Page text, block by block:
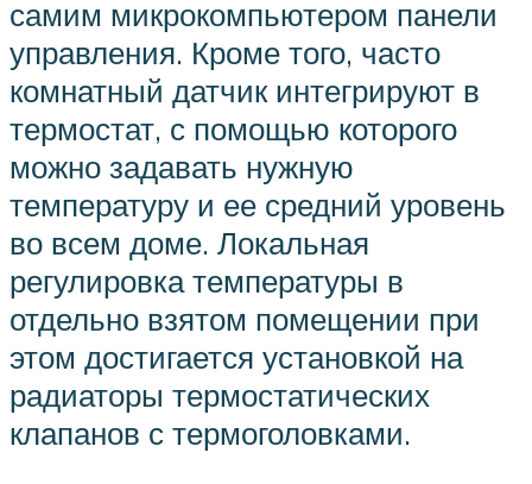
самим микрокомпьютером панели
управления. Кроме того, часто
комнатный датчик интегрируют в
термостат, с помощью которого
можно задавать нужную
температуру и ее средний уровень
во всем доме. Локальная
регулировка температуры в
отдельно взятом помещении при
этом достигается установкой на
радиаторы термостатических
клапанов с термоголовками.